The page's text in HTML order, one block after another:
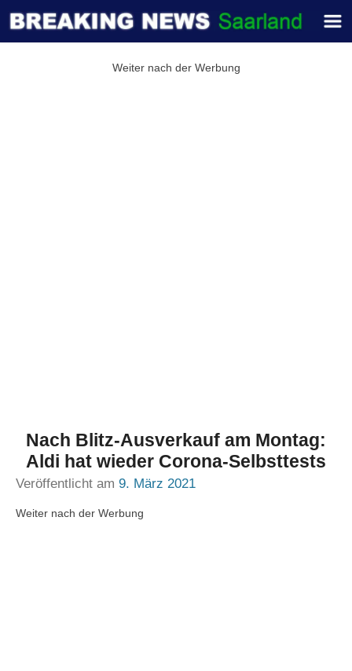
Weiter nach der Werbung
Nach Blitz-Ausverkauf am Montag:
Aldi hat wieder Corona-Selbsttests
Veröffentlicht am 9. März 2021
Weiter nach der Werbung